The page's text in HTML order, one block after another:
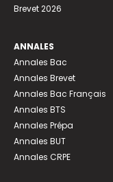
Brevet 2026
ANNALES
Annales Bac
Annales Brevet
Annales Bac Français
Annales BTS
Annales Prépa
Annales BUT
Annales CRPE